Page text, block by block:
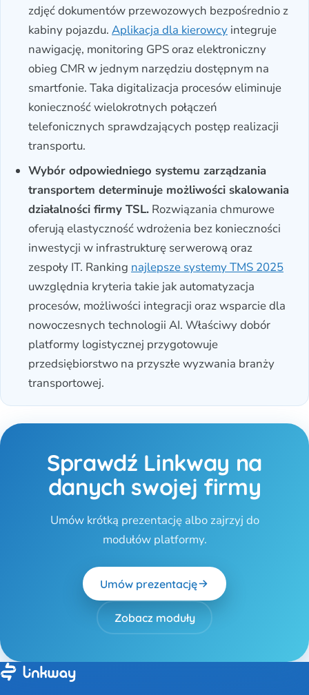
zdjęć dokumentów przewozowych bezpośrednio z
kabiny pojazdu. Aplikacja dla kierowcy integruje
nawigację, monitoring GPS oraz elektroniczny
obieg CMR w jednym narzędziu dostępnym na
smartfonie. Taka digitalizacja procesów eliminuje
konieczność wielokrotnych połączeń
telefonicznych sprawdzających postęp realizacji
transportu.
Wybór odpowiedniego systemu zarządzania
transportem determinuje możliwości skalowania
działalności firmy TSL. Rozwiązania chmurowe
oferują elastyczność wdrożenia bez konieczności
inwestycji w infrastrukturę serwerową oraz
zespoły IT. Ranking najlepsze systemy TMS 2025
uwzględnia kryteria takie jak automatyzacja
procesów, możliwości integracji oraz wsparcie dla
nowoczesnych technologii AI. Właściwy dobór
platformy logistycznej przygotowuje
przedsiębiorstwo na przyszłe wyzwania branży
transportowej.
Sprawdź Linkway na
danych swojej firmy
Umów krótką prezentację albo zajrzyj do
modułów platformy.
Umów prezentację
Zobacz moduły